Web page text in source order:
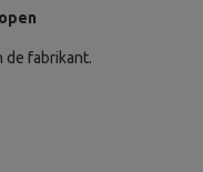
de fabrikant.